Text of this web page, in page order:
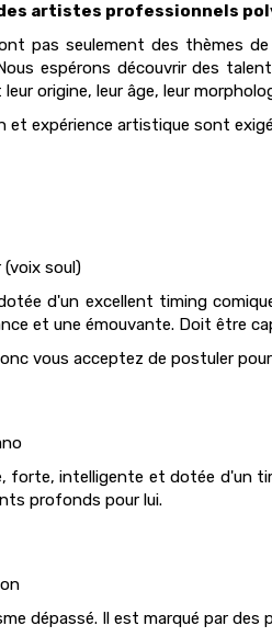
artistes professionnels
pas seulement des thèmes de
espérons découvrir des
origine, leur âge, leur
et expérience artistique sont
soul)
d'un excellent timing
et une émouvante. Doit être
vous acceptez de postuler
forte, intelligente et dotée d'un
profonds pour lui.
dépassé. Il est marqué par